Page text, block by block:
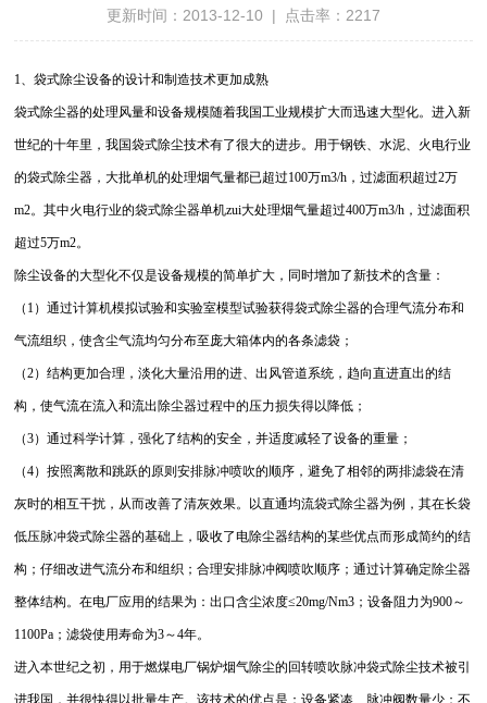
更新时间：2013-12-10 | 点击率：2217
1、袋式除尘设备的设计和制造技术更加成熟
袋式除尘器的处理风量和设备规模随着我国工业规模扩大而迅速大型化。进入新
世纪的十年里，我国袋式除尘技术有了很大的进步。用于钢铁、水泥、火电行业
的袋式除尘器，大批单机的处理烟气量都已超过100万m3/h ，过滤面积超过2万
m2。其中火电行业的袋式除尘器单机zui大处理烟气量超过400万m3/h ，过滤面积
超过5万m2。
除尘设备的大型化不仅是设备规模的简单扩大，同时增加了新技术的含量：
（ 1）通过计算机模拟试验和实验室模型试验获得袋式除尘器的合理气流分布和
气流组织，使含尘气流均匀分布至庞大箱体内的各条滤袋；
（2）结构更加合理，淡化大量沿用的进、出风管道系统，趋向直进直出的结
构，使气流在流入和流出除尘器过程中的压力损失得以降低；
（3）通过科学计算，强化了结构的安全，并适度减轻了设备的重量；
（4）按照离散和跳跃的原则安排脉冲喷吹的顺序，避免了相邻的两排滤袋在清
灰时的相互干扰，从而改善了清灰效果。以直通均流袋式除尘器为例，其在长袋
低压脉冲袋式除尘器的基础上，吸收了电除尘器结构的某些优点而形成简约的结
构；仔细改进气流分布和组织；合理安排脉冲阀喷吹顺序；通过计算确定除尘器
整体结构。在电厂应用的结果为：出口含尘浓度≤20mg/Nm3 ；设备阻力为900～
1100Pa ；滤袋使用寿命为3～4年。
进入本世纪之初，用于燃煤电厂锅炉烟气除尘的回转喷吹脉冲袋式除尘技术被引
进我国，并很快得以批量生产。该技术的优点是：设备紧凑、脉冲阀数量少；不